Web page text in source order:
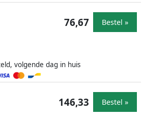
volgende dag in huis
76,67 Bestel »
146,33 Bestel »